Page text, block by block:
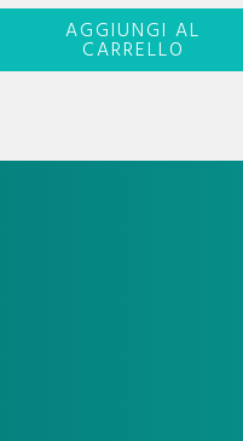
AGGIUNGI AL
CARRELLO